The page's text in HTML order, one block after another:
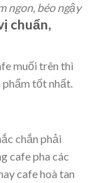
ngon, béo ngậy
chuẩn,
muối trên thì
phẩm tốt nhất.
chắn phải
cafe pha các
cafe hoà tan